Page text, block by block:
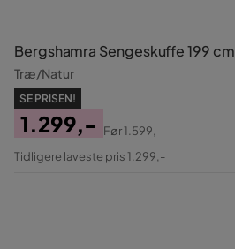
Bergshamra Sengeskuffe 199 cm
Træ/Natur
SE PRISEN!
Pris
1.299,-
Original
Før1.599,-
Tidligere laveste pris 1.299,-